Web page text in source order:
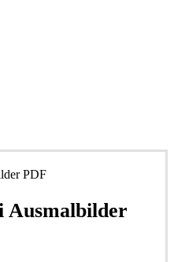
Ausmalbilder